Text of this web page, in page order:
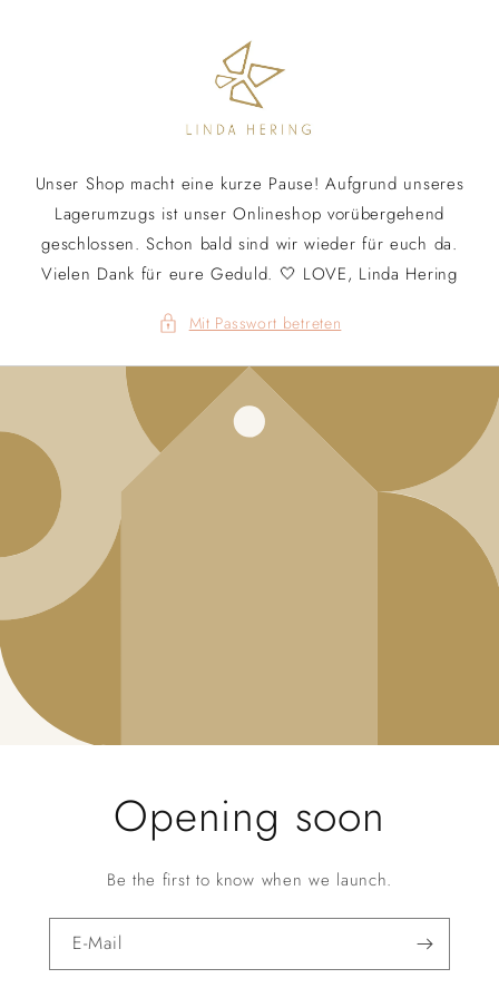
Unser Shop macht eine kurze Pause! Aufgrund unseres
Lagerumzugs ist unser Onlineshop vorübergehend
geschlossen. Schon bald sind wir wieder für euch da.
Vielen Dank für eure Geduld. 🤍 LOVE, Linda Hering
Mit Passwort betreten
Opening soon
Be the first to know when we launch.
E-Mail